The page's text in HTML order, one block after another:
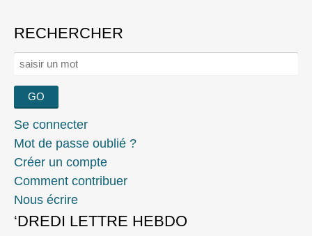
RECHERCHER
Rechercher :
Se connecter
Mot de passe oublié ?
Créer un compte
Comment contribuer
Nous écrire
‘DREDI LETTRE HEBDO